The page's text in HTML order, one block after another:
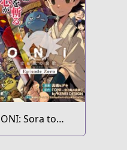
ONI: Sora to
Kaze no Elegy